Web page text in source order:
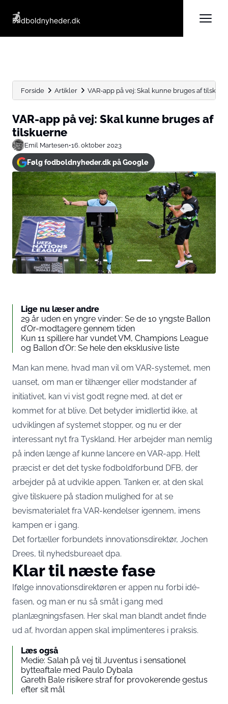
Forside Artikler VAR-app på vej: Skal kunne bruges af
VAR-app på vej: Skal kunne bruges af
tilskuerne
Emil Martesen•16. oktober 2023
Følg fodboldnyheder.dk på Google
Lige nu læser andre
29 år uden en yngre vinder: Se de 10 yngste Ballon
d’Or-modtagere gennem tiden
Kun 11 spillere har vundet VM, Champions League
og Ballon d’Or: Se hele den eksklusive liste
Man kan mene, hvad man vil om VAR-systemet, men
uanset, om man er tilhænger eller modstander af
initiativet, kan vi vist godt regne med, at det er
kommet for at blive. Det betyder imidlertid ikke, at
udviklingen af systemet stopper, og nu er der
interessant nyt fra Tyskland. Her arbejder man nemlig
på inden længe af kunne lancere en VAR-app. Helt
præcist er det det tyske fodboldforbund DFB, der
arbejder på at udvikle appen. Tanken er, at den skal
give tilskuere på stadion mulighed for at se
bevismaterialet fra VAR-kendelser igennem, imens
kampen er i gang.
Det fortæller forbundets innovationsdirektør, Jochen
Drees, til nyhedsbureaet dpa.
Klar til næste fase
Ifølge innovationsdirektøren er appen nu forbi idé-
fasen, og man er nu så småt i gang med
planlægningsfasen. Her skal man blandt andet finde
ud af, hvordan appen skal implimenteres i praksis.
Læs også
Medie: Salah på vej til Juventus i sensationel
bytteaftale med Paulo Dybala
Gareth Bale risikere straf for provokerende gestus
efter sit mål